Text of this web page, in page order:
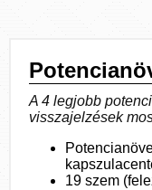
A 4 legjobb
visszajelzések
19 szem